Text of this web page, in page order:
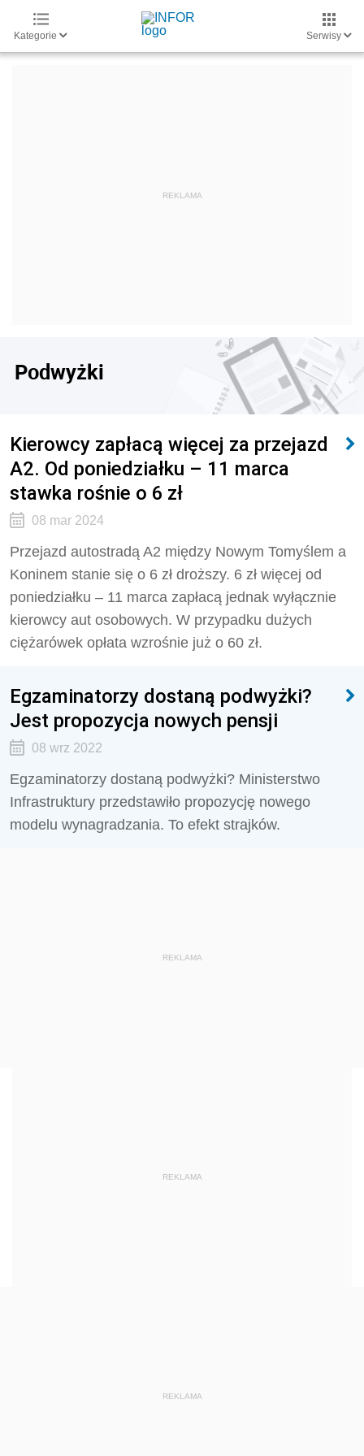
Kategorie Serwisy
Podwyżki
Kierowcy zapłacą więcej za przejazd
A2. Od poniedziałku – 11 marca
stawka rośnie o 6 zł
08 mar 2024
Przejazd autostradą A2 między Nowym Tomyślem a
Koninem stanie się o 6 zł droższy. 6 zł więcej od
poniedziałku – 11 marca zapłacą jednak wyłącznie
kierowcy aut osobowych. W przypadku dużych
ciężarówek opłata wzrośnie już o 60 zł.
Egzaminatorzy dostaną podwyżki?
Jest propozycja nowych pensji
08 wrz 2022
Egzaminatorzy dostaną podwyżki? Ministerstwo
Infrastruktury przedstawiło propozycję nowego
modelu wynagradzania. To efekt strajków.
REKLAMA
REKLAMA
REKLAMA